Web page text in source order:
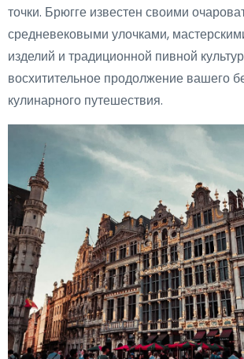
точки. Брюгге известен своими
средневековыми улочками,
изделий и традиционной пивной
восхитительное продолжение вашего
кулинарного путешествия.